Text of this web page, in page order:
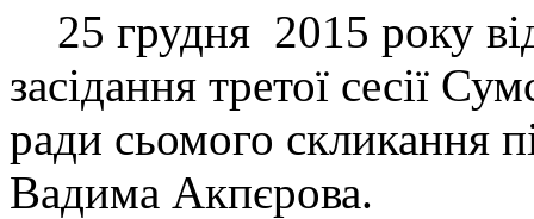
25 грудня 2015 року
засідання третої сесії
ради сьомого скликання
Вадима Акпєрова.